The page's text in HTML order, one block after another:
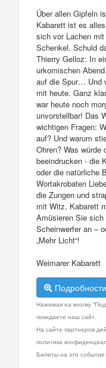
Über allen Gipfeln
Kabarett ist es
sich vor Lachen
Schenkel. Schuld
Thierry Gelloz: In
urkomischen
auf die Spur… Und
mit heute. Ganz
war heute noch
unvorstellbar! Das
wichtigen Fragen:
auf? Und warum
Ohren? Was würde
beeindrucken - die
oder die natürliche
Wortakrobaten
die Zungen und
mit Witz, Kabarett
Amüsieren Sie
Scheinwerfer an –
„Mehr Licht“!
Weimarer Kabarett
Подробности
Нажимая на кнопку
покидаете наш сайт.
На сайте партнеров
политика
Билеты на это событие